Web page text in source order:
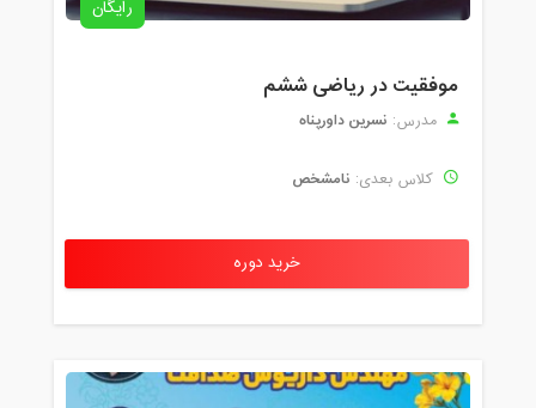
رایگان
موفقیت در ریاضی ششم
مدرس: نسرین داورپناه
کلاس بعدی: نامشخص
خرید دوره